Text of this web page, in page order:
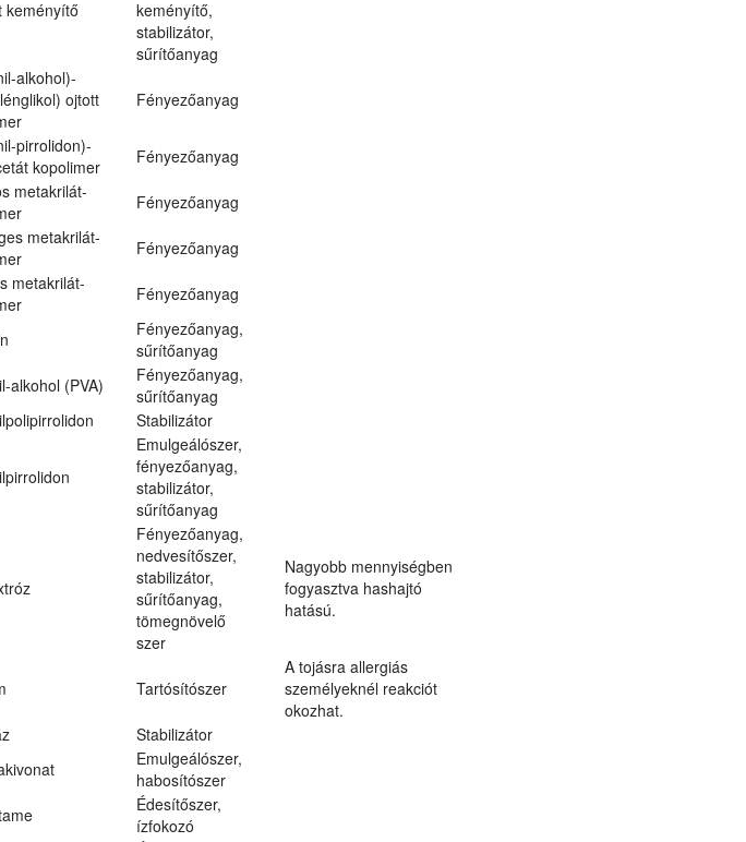
keményítő
keményítő,
stabilizátor,
sűrítőanyag
alkohol)-
ojtott
Fényezőanyag
pirrolidon)-
kopolimer
Fényezőanyag
metakrilát-
Fényezőanyag
metakrilát-
Fényezőanyag
metakrilát-
Fényezőanyag
Fényezőanyag,
sűrítőanyag
alkohol (PVA)
Fényezőanyag,
sűrítőanyag
Stabilizátor
Emulgeálószer,
fényezőanyag,
stabilizátor,
sűrítőanyag
Fényezőanyag,
nedvesítőszer,
stabilizátor,
sűrítőanyag,
tömegnövelő
szer
Nagyobb mennyiségben
fogyasztva hashajtó
hatású.
Tartósítószer
A tojásra allergiás
személyeknél reakciót
okozhat.
Stabilizátor
Emulgeálószer,
habosítószer
Édesítőszer,
ízfokozó